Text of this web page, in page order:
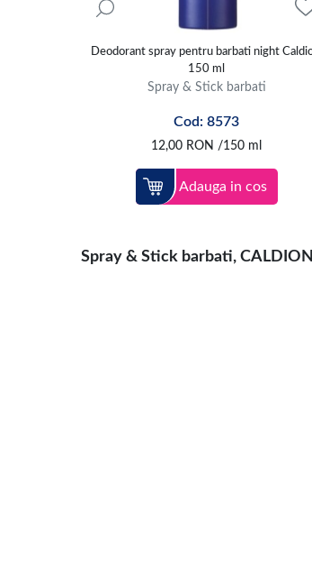
Deodorant spray pentru barbati night
150 ml
Spray & Stick barbati
Cod: 8573
12,00 RON /150 ml
Adauga in cos
Spray & Stick barbati,